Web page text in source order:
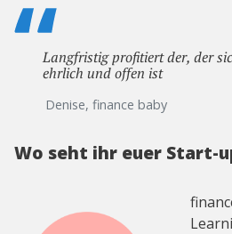
Langfristig profitiert der, der
ehrlich und offen ist
Denise, finance baby
Wo seht ihr euer Start-